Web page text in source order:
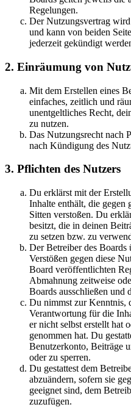
Regelungen.
Der Nutzungsvertrag
und kann von beiden
jederzeit gekündigt
2. Einräumung von
Mit dem Erstellen eines
einfaches, zeitlich und
unentgeltliches Recht,
zu nutzen.
Das Nutzungsrecht nach
nach Kündigung des
3. Pflichten des Nutzers
Du erklärst mit der
Inhalte enthält, die gegen
Sitten verstoßen. Du
besitzt, die in deinen
zu setzen bzw. zu
Der Betreiber des Boards
Verstößen gegen diese
Board veröffentlichten
Abmahnung zeitweise
Boards ausschließen und
Du nimmst zur Kenntnis,
Verantwortung für die
er nicht selbst erstellt hat
genommen hat. Du
Benutzerkonto, Beiträge
oder zu sperren.
Du gestattest dem
abzuändern, sofern sie
geeignet sind, dem
zuzufügen.